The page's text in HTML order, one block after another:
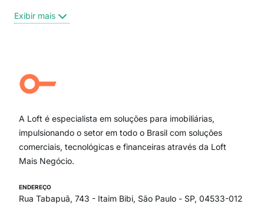
Centro
Campo Belo
Ipiranga
Paraíso
Itaim Bibi
Exibir mais
A Loft é especialista em soluções para imobiliárias,
impulsionando o setor em todo o Brasil com soluções
comerciais, tecnológicas e financeiras através da Loft
Mais Negócio.
ENDEREÇO
Rua Tabapuã, 743 - Itaim Bibi, São Paulo - SP, 04533-012